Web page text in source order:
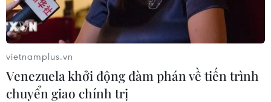
vietnamplus.vn
Venezuela khởi động đàm phán về tiến trình
chuyển giao chính trị